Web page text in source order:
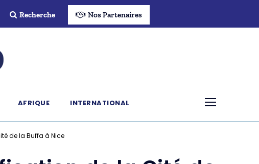
Recherche Nos Partenaires
AFRIQUE INTERNATIONAL
de la Buffa à Nice